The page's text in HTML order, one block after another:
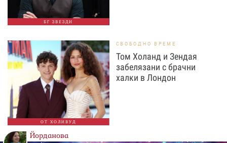
БГ ЗВЕЗДИ
ОТ ХОЛИВУД
СВОБОДНО ВРЕМЕ
Том Холанд и Зендая
забелязани с брачни
халки в Лондон
Йорданова